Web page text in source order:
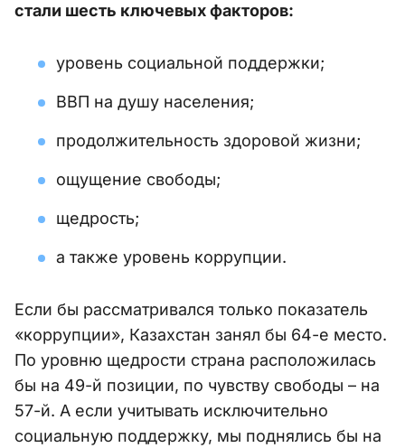
стали шесть ключевых факторов:
уровень социальной поддержки;
ВВП на душу населения;
продолжительность здоровой жизни;
ощущение свободы;
щедрость;
а также уровень коррупции.
Если бы рассматривался только показатель
«коррупции», Казахстан занял бы 64-е место.
По уровню щедрости страна расположилась
бы на 49-й позиции, по чувству свободы – на
57-й. А если учитывать исключительно
социальную поддержку, мы поднялись бы на